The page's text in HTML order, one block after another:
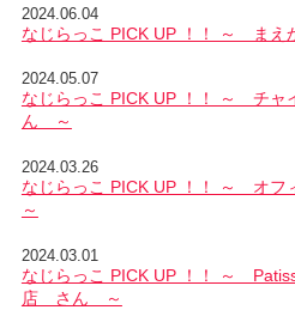
2024.06.04
なじらっこ PICK UP ！！ ～ ま
2024.05.07
なじらっこ PICK UP ！！ ～ チャ
ん ～
2024.03.26
なじらっこ PICK UP ！！ ～ オ
～
2024.03.01
なじらっこ PICK UP ！！ ～
店 さん ～